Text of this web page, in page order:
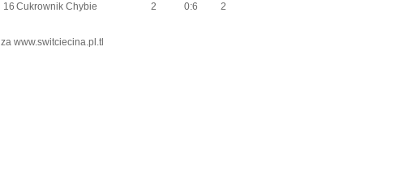
16 Cukrownik Chybie 2 0:6 2
za www.switciecina.pl.tl